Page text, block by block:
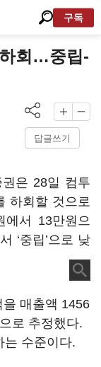
구독
회…중립-
답글쓰기
은 28일 컴투
하회할 것으로
에서 13만원으
‘중립’으로 낮
매출액 1456
로 추정했다.
는 수준이다.